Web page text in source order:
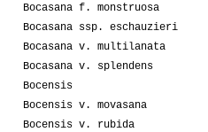
Bocasana f. monstruosa
Bocasana ssp. eschauzieri
Bocasana v. multilanata
Bocasana v. splendens
Bocensis
Bocensis v. movasana
Bocensis v. rubida